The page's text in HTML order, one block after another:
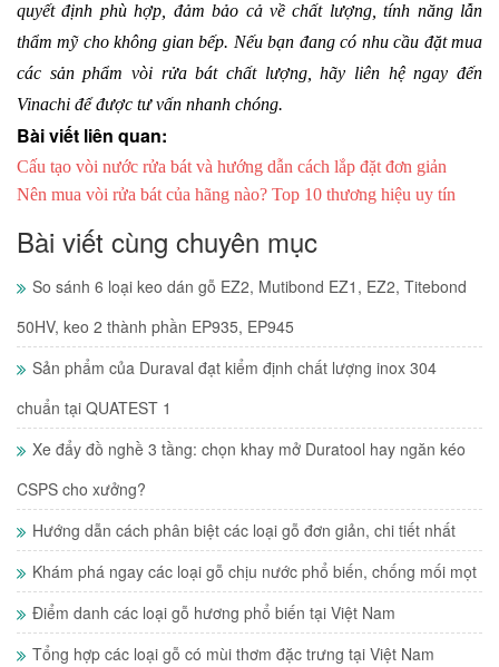
quyết định phù hợp, đảm bảo cả về chất lượng, tính năng lẫn
thẩm mỹ cho không gian bếp. Nếu bạn đang có nhu cầu đặt mua
các sản phẩm vòi rửa bát chất lượng, hãy liên hệ ngay đến
Vinachi để được tư vấn nhanh chóng.
Bài viết liên quan:
Cấu tạo vòi nước rửa bát và hướng dẫn cách lắp đặt đơn giản
Nên mua vòi rửa bát của hãng nào? Top 10 thương hiệu uy tín
Bài viết cùng chuyên mục
So sánh 6 loại keo dán gỗ EZ2, Mutibond EZ1, EZ2, Titebond
50HV, keo 2 thành phần EP935, EP945
Sản phẩm của Duraval đạt kiểm định chất lượng inox 304
chuẩn tại QUATEST 1
Xe đẩy đồ nghề 3 tầng: chọn khay mở Duratool hay ngăn kéo
CSPS cho xưởng?
Hướng dẫn cách phân biệt các loại gỗ đơn giản, chi tiết nhất
Khám phá ngay các loại gỗ chịu nước phổ biến, chống mối mọt
Điểm danh các loại gỗ hương phổ biến tại Việt Nam
Tổng hợp các loại gỗ có mùi thơm đặc trưng tại Việt Nam